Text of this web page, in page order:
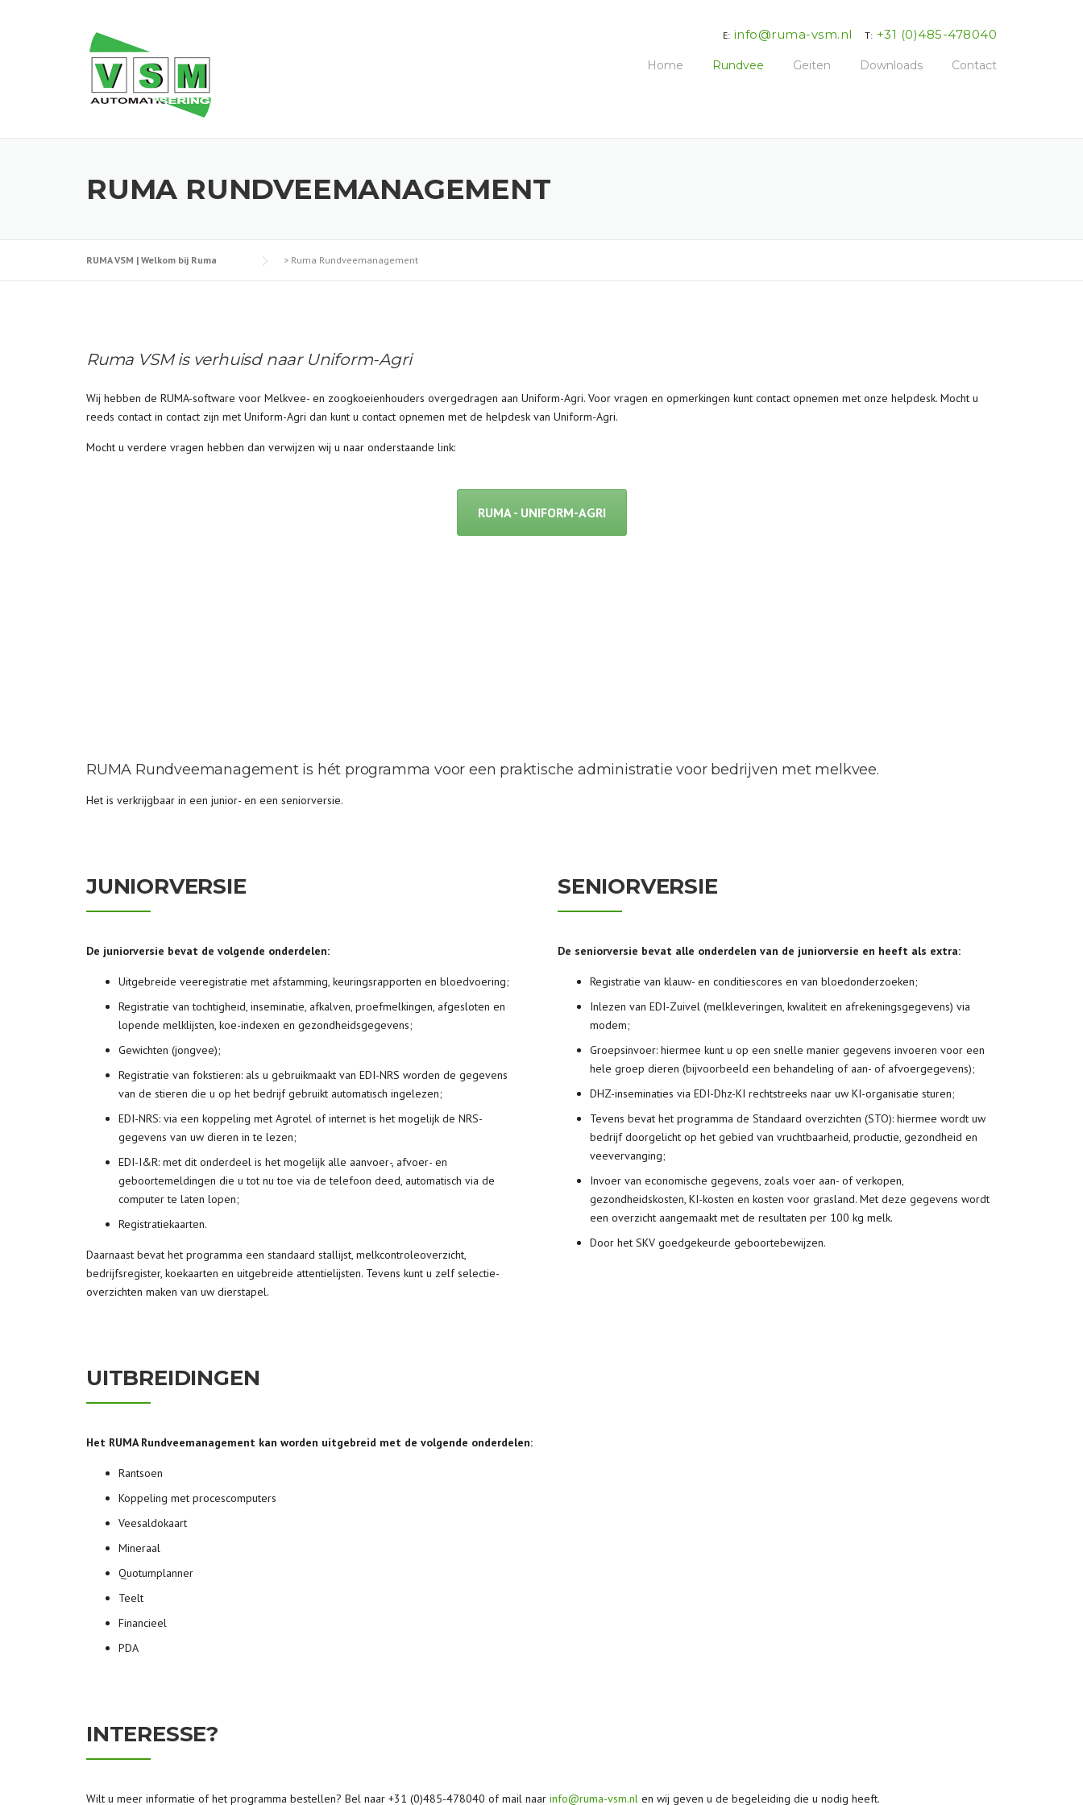
T: +31 (0)485-478040
E: info@ruma-vsm.nl
Home Rundvee Geiten Downloads Contact
RUMA RUNDVEEMANAGEMENT
RUMA VSM | Welkom bij Ruma > Ruma Rundveemanagement
Ruma VSM is verhuisd naar Uniform-Agri
Wij hebben de RUMA-software voor Melkvee- en zoogkoeienhouders overgedragen aan Uniform-Agri. Voor vragen en opmerkingen kunt contact opnemen met onze helpdesk. Mocht u
reeds contact in contact zijn met Uniform-Agri dan kunt u contact opnemen met de helpdesk van Uniform-Agri.
Mocht u verdere vragen hebben dan verwijzen wij u naar onderstaande link:
RUMA - UNIFORM-AGRI
RUMA Rundveemanagement is hét programma voor een praktische administratie voor bedrijven met melkvee.
Het is verkrijgbaar in een junior- en een seniorversie.
JUNIORVERSIE
De juniorversie bevat de volgende onderdelen:
Uitgebreide veeregistratie met afstamming, keuringsrapporten en bloedvoering;
Registratie van tochtigheid, inseminatie, afkalven, proefmelkingen, afgesloten en
lopende melklijsten, koe-indexen en gezondheidsgegevens;
Gewichten (jongvee);
Registratie van fokstieren: als u gebruikmaakt van EDI-NRS worden de gegevens
van de stieren die u op het bedrijf gebruikt automatisch ingelezen;
EDI-NRS: via een koppeling met Agrotel of internet is het mogelijk de NRS-
gegevens van uw dieren in te lezen;
EDI-I&R: met dit onderdeel is het mogelijk alle aanvoer-, afvoer- en
geboortemeldingen die u tot nu toe via de telefoon deed, automatisch via de
computer te laten lopen;
Registratiekaarten.
Daarnaast bevat het programma een standaard stallijst, melkcontroleoverzicht,
bedrijfsregister, koekaarten en uitgebreide attentielijsten. Tevens kunt u zelf selectie-
overzichten maken van uw dierstapel.
SENIORVERSIE
De seniorversie bevat alle onderdelen van de juniorversie en heeft als extra:
Registratie van klauw- en conditiescores en van bloedonderzoeken;
Inlezen van EDI-Zuivel (melkleveringen, kwaliteit en afrekeningsgegevens) via
modem;
Groepsinvoer: hiermee kunt u op een snelle manier gegevens invoeren voor een
hele groep dieren (bijvoorbeeld een behandeling of aan- of afvoergegevens);
DHZ-inseminaties via EDI-Dhz-KI rechtstreeks naar uw KI-organisatie sturen;
Tevens bevat het programma de Standaard overzichten (STO): hiermee wordt uw
bedrijf doorgelicht op het gebied van vruchtbaarheid, productie, gezondheid en
veevervanging;
Invoer van economische gegevens, zoals voer aan- of verkopen,
gezondheidskosten, KI-kosten en kosten voor grasland. Met deze gegevens wordt
een overzicht aangemaakt met de resultaten per 100 kg melk.
Door het SKV goedgekeurde geboortebewijzen.
UITBREIDINGEN
Het RUMA Rundveemanagement kan worden uitgebreid met de volgende onderdelen:
Rantsoen
Koppeling met procescomputers
Veesaldokaart
Mineraal
Quotumplanner
Teelt
Financieel
PDA
INTERESSE?
Wilt u meer informatie of het programma bestellen? Bel naar +31 (0)485-478040 of mail naar info@ruma-vsm.nl en wij geven u de begeleiding die u nodig heeft.